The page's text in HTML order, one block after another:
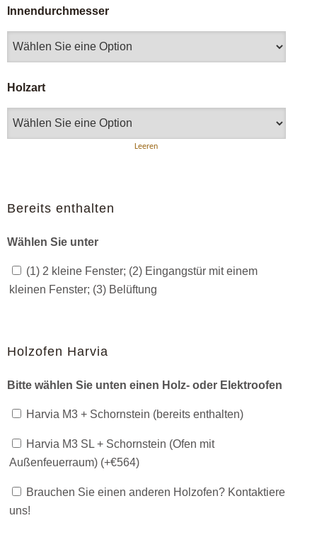
Innendurchmesser
Holzart
Leeren
Bereits enthalten
Wählen Sie unter
(1) 2 kleine Fenster; (2) Eingangstür mit einem
kleinen Fenster; (3) Belüftung
Holzofen Harvia
Bitte wählen Sie unten einen Holz- oder Elektroofen
Harvia M3 + Schornstein (bereits enthalten)
Harvia M3 SL + Schornstein (Ofen mit
Außenfeuerraum) (+€564)
Brauchen Sie einen anderen Holzofen? Kontaktiere
uns!